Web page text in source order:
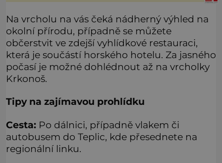
Na vrcholu na vás čeká nádherný výhled na
okolní přírodu, případně se můžete
občerstvit ve zdejší vyhlídkové restauraci,
která je součástí horského hotelu. Za jasného
počasí je možné dohlédnout až na vrcholky
Krkonoš.
Tipy na zajímavou prohlídku
Cesta: Po dálnici, případně vlakem či
autobusem do Teplic, kde přesednete na
regionální linku.